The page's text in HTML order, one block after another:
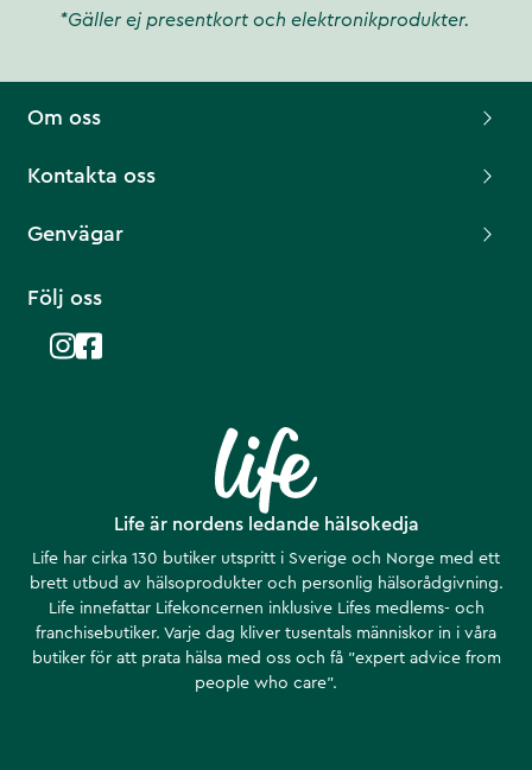
*Gäller ej presentkort och elektronikprodukter.
Life är nordens ledande hälsokedja
Life har cirka 130 butiker utspritt i Sverige och Norge med ett
brett utbud av hälsoprodukter och personlig hälsorådgivning.
Life innefattar Lifekoncernen inklusive Lifes medlems- och
franchisebutiker. Varje dag kliver tusentals människor in i våra
butiker för att prata hälsa med oss och få ”expert advice from
people who care”.
Om oss
Kontakta oss
Genvägar
Följ oss